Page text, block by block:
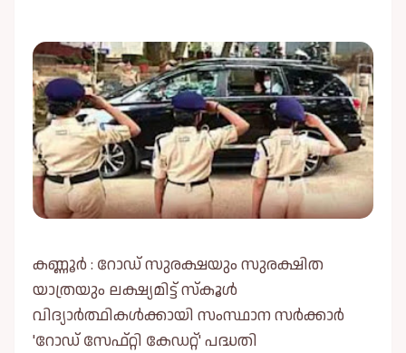
കണ്ണൂർ : റോഡ് സുരക്ഷയും സുരക്ഷിത
യാത്രയും ലക്ഷ്യമിട്ട് സ്കൂൾ
വിദ്യാർത്ഥികൾക്കായി സംസ്ഥാന സർക്കാർ
'റോഡ് സേഫ്റ്റി കേഡറ്റ്' പദ്ധതി